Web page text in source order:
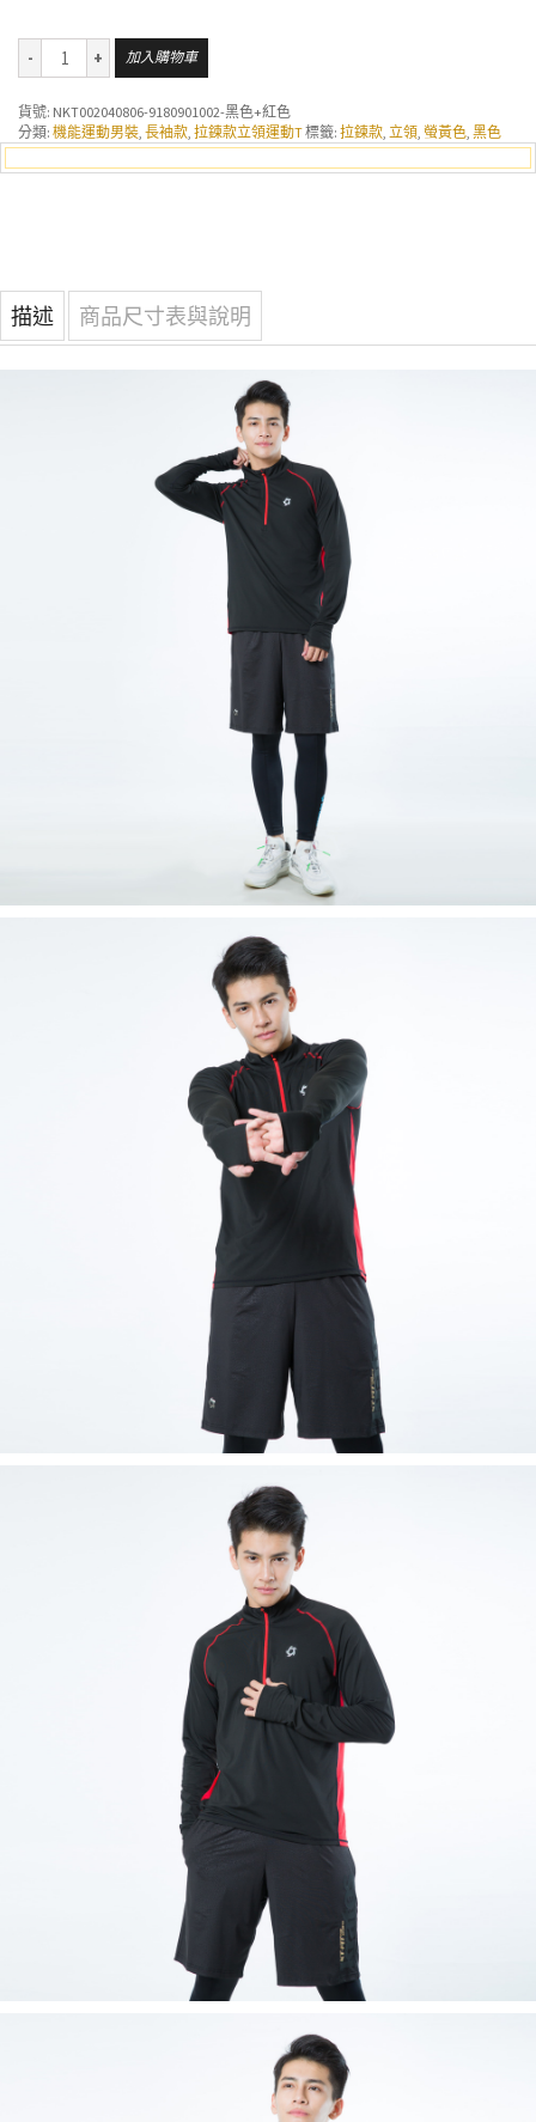
加入購物車
貨號: NKT002040806-9180901002-黑色+紅色
分類: 機能運動男裝, 長袖款, 拉鍊款立領運動T標籤: 拉鍊款, 立領, 螢黃色, 黑色
描述 商品尺寸表與說明